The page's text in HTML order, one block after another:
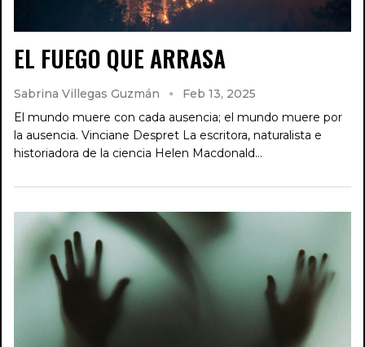
EL FUEGO QUE ARRASA
Sabrina Villegas Guzmán
Feb 13, 2025
El mundo muere con cada ausencia; el mundo muere por
la ausencia. Vinciane Despret La escritora, naturalista e
historiadora de la ciencia Helen Macdonald…